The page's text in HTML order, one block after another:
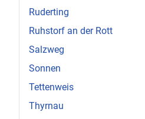
Ruderting
Ruhstorf an der Rott
Salzweg
Sonnen
Tettenweis
Thyrnau